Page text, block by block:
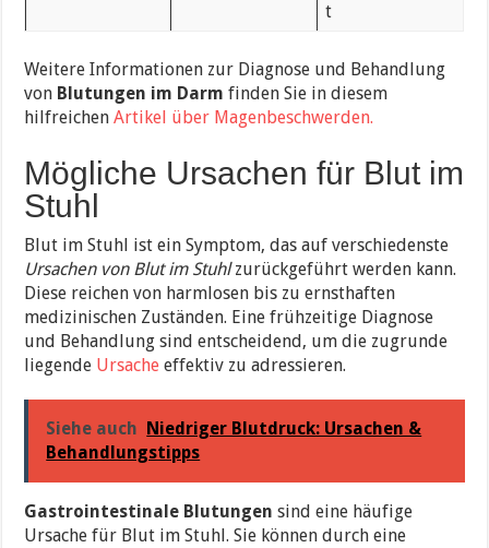
t
Weitere Informationen zur Diagnose und Behandlung
von Blutungen im Darm finden Sie in diesem
hilfreichenArtikel über Magenbeschwerden.
Mögliche Ursachen für Blut im
Stuhl
Blut im Stuhl ist ein Symptom, das auf verschiedenste
Ursachen von Blut im Stuhlzurückgeführt werden kann.
Diese reichen von harmlosen bis zu ernsthaften
medizinischen Zuständen. Eine frühzeitige Diagnose
und Behandlung sind entscheidend, um die zugrunde
liegende Ursache effektiv zu adressieren.
Siehe auch Niedriger Blutdruck: Ursachen &
Behandlungstipps
Gastrointestinale Blutungen sind eine häufige
Ursache für Blut im Stuhl. Sie können durch eine